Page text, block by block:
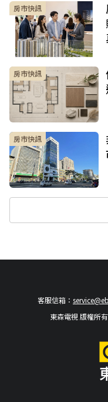
房市快訊
房市快訊
房市快訊
客服信箱：
東森電視 版權所